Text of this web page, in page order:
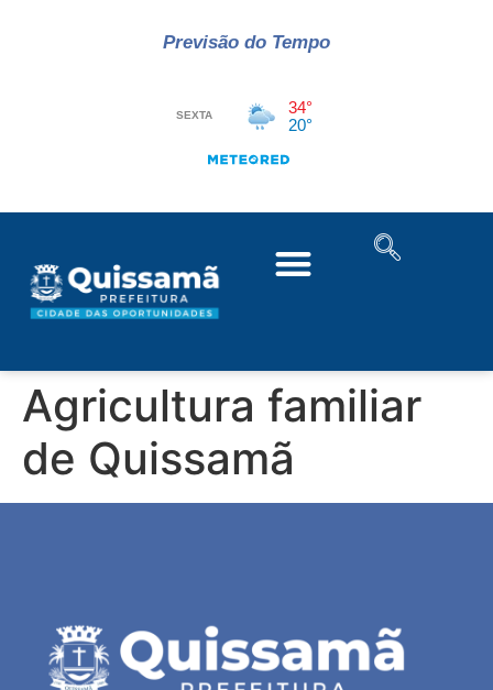
Previsão do Tempo
Agricultura familiar
de Quissamã